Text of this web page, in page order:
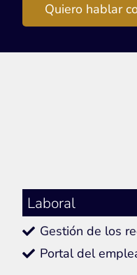
Quiero hablar
Laboral
Gestión de los
Portal del